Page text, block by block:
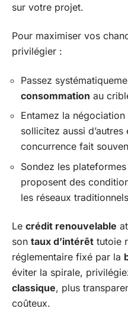
sur votre projet.
Pour maximiser vos
privilégier :
Passez
consommation au
Entamez la
sollicitez aussi
concurrence fait
Sondez les
proposent des
les réseaux
Le crédit renouvelable
son taux d’intérêt tutoie
réglementaire fixé par la
éviter la spirale,
classique, plus
coûteux.